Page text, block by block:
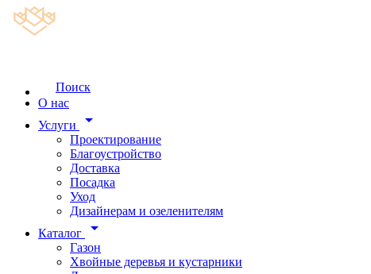
Поиск
О нас
Услуги
arrow_drop_down
Проектирование
Благоустройство
Доставка
Посадка
Уход
Дизайнерам и озеленителям
Каталог
arrow_drop_down
Газон
Хвойные деревья и кустарники